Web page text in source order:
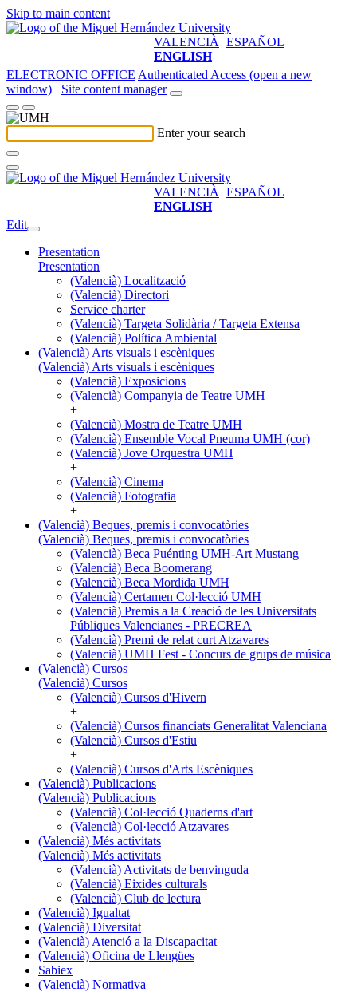
Skip to main content
VALENCIÀ
ESPAÑOL
ENGLISH
ELECTRONIC OFFICE Authenticated Access (open a new
window)
Site content manager
Enter your search
VALENCIÀ
ESPAÑOL
ENGLISH
Edit
Presentation
Presentation
(Valencià) Localització
(Valencià) Directori
Service charter
(Valencià) Targeta Solidària / Targeta Extensa
(Valencià) Política Ambiental
(Valencià) Arts visuals i escèniques
(Valencià) Arts visuals i escèniques
(Valencià) Exposicions
(Valencià) Companyia de Teatre UMH
+
(Valencià) Mostra de Teatre UMH
(Valencià) Ensemble Vocal Pneuma UMH (cor)
(Valencià) Jove Orquestra UMH
+
(Valencià) Cinema
(Valencià) Fotografia
+
(Valencià) Beques, premis i convocatòries
(Valencià) Beques, premis i convocatòries
(Valencià) Beca Puénting UMH-Art Mustang
(Valencià) Beca Boomerang
(Valencià) Beca Mordida UMH
(Valencià) Certamen Col·lecció UMH
(Valencià) Premis a la Creació de les Universitats
Públiques Valencianes - PRECREA
(Valencià) Premi de relat curt Atzavares
(Valencià) UMH Fest - Concurs de grups de música
(Valencià) Cursos
(Valencià) Cursos
(Valencià) Cursos d'Hivern
+
(Valencià) Cursos financiats Generalitat Valenciana
(Valencià) Cursos d'Estiu
+
(Valencià) Cursos d'Arts Escèniques
(Valencià) Publicacions
(Valencià) Publicacions
(Valencià) Col·lecció Quaderns d'art
(Valencià) Col·lecció Atzavares
(Valencià) Més activitats
(Valencià) Més activitats
(Valencià) Activitats de benvinguda
(Valencià) Eixides culturals
(Valencià) Club de lectura
(Valencià) Igualtat
(Valencià) Diversitat
(Valencià) Atenció a la Discapacitat
(Valencià) Oficina de Llengües
Sabiex
(Valencià) Normativa